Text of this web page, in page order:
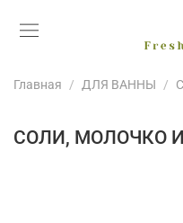
Главная ДЛЯ ВАННЫ
СОЛИ, МОЛОЧКО